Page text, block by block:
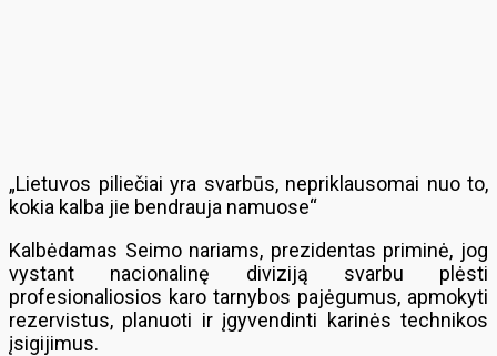
„Lietuvos piliečiai yra svarbūs, nepriklausomai nuo to,
kokia kalba jie bendrauja namuose“
Kalbėdamas Seimo nariams, prezidentas priminė, jog
vystant nacionalinę diviziją svarbu plėsti
profesionaliosios karo tarnybos pajėgumus, apmokyti
rezervistus, planuoti ir įgyvendinti karinės technikos
įsigijimus.